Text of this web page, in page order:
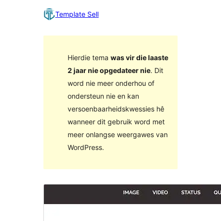
Template Sell
Hierdie tema was vir die laaste
2 jaar nie opgedateer nie. Dit
word nie meer onderhou of
ondersteun nie en kan
versoenbaarheidskwessies hê
wanneer dit gebruik word met
meer onlangse weergawes van
WordPress.